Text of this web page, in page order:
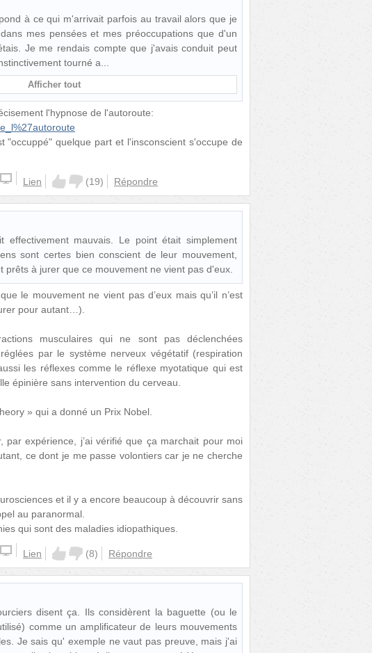
à ce qui m'arrivait parfois au travail alors que je
mes pensées et mes préoccupations que d'un
Je me rendais compte que j'avais conduit peut
tourné a
Afficher tout
l'hypnose de l'autoroute:
"occuppé" quelque part et l'insconscient s'occupe de
Lien (19) Répondre
effectivement mauvais. Le point était simplement
sont certes bien conscient de leur mouvement,
prêts à jurer que ce mouvement ne vient pas d'eux.
le mouvement ne vient pas d’eux mais qu’il n’est
pour autant…).
musculaires qui ne sont pas déclenchées
par le système nerveux végétatif (respiration
les réflexes comme le réflexe myotatique qui est
épinière sans intervention du cerveau.
» qui a donné un Prix Nobel.
par expérience, j’ai vérifié que ça marchait pour moi
ce dont je me passe volontiers car je ne cherche
et il y a encore beaucoup à découvrir sans
au paranormal.
qui sont des maladies idiopathiques.
Lien (8) Répondre
disent ça. Ils considèrent la baguette (ou le
comme un amplificateur de leurs mouvements
Je sais qu' exemple ne vaut pas preuve, mais j'ai